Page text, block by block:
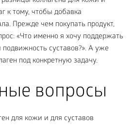
к тому, чтобы добавка
Прежде чем покупать продукт,
«Что именно я хочу поддержать
суставов?». А уже
под конкретную задачу.
вопросы
для кожи и для суставов